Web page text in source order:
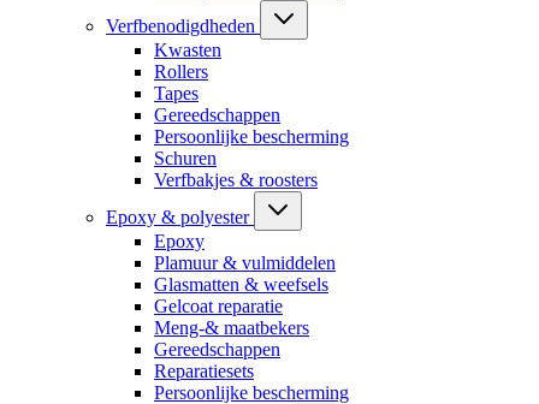
Verfbenodigdheden
Kwasten
Rollers
Tapes
Gereedschappen
Persoonlijke bescherming
Schuren
Verfbakjes & roosters
Epoxy & polyester
Epoxy
Plamuur & vulmiddelen
Glasmatten & weefsels
Gelcoat reparatie
Meng-& maatbekers
Gereedschappen
Reparatiesets
Persoonlijke bescherming